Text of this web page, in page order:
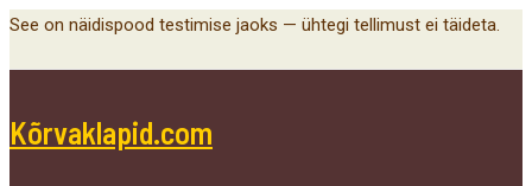
Skip
See on näidispood testimise jaoks — ühtegi tellimust ei täideta.
Kõrvaklapid.com
Menu
Toggle
Menu
Toggle
Menu
Toggle
Main
Menu